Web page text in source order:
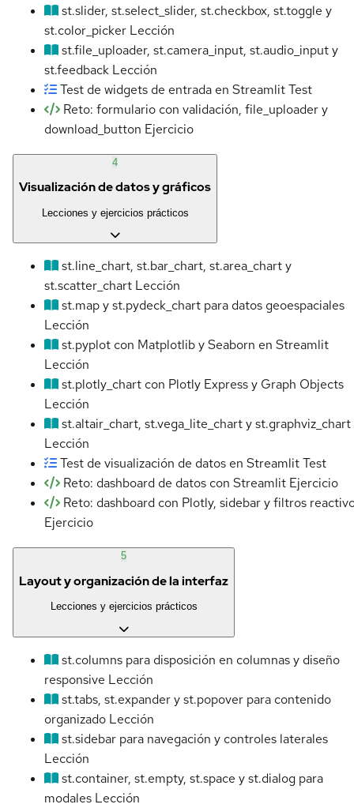
st.slider, st.select_slider, st.checkbox, st.toggle y
st.color_picker Lección
st.file_uploader, st.camera_input, st.audio_input y
st.feedback Lección
Test de widgets de entrada en StreamlitTest
Reto: formulario con validación, file_uploader y
download_button Ejercicio
4
Visualización de datos y gráficos
Lecciones y ejercicios prácticos
st.line_chart, st.bar_chart, st.area_chart y
st.scatter_chart Lección
st.map y st.pydeck_chart para datos geoespaciales
Lección
st.pyplot con Matplotlib y Seaborn en Streamlit
Lección
st.plotly_chart con Plotly Express y Graph Objects
Lección
st.altair_chart, st.vega_lite_chart y st.graphviz_chart
Lección
Test de visualización de datos en StreamlitTest
Reto: dashboard de datos con Streamlit Ejercicio
Reto: dashboard con Plotly, sidebar y filtros
Ejercicio
5
Layout y organización de la interfaz
Lecciones y ejercicios prácticos
st.columns para disposición en columnas y diseño
responsive Lección
st.tabs, st.expander y st.popover para contenido
organizado Lección
st.sidebar para navegación y controles laterales
Lección
st.container, st.empty, st.space y st.dialog para
modales Lección